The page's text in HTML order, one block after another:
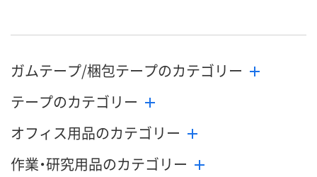
ガムテープ/梱包テープのカテゴリー
テープのカテゴリー
オフィス用品のカテゴリー
作業・研究用品のカテゴリー